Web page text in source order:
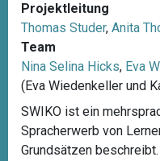
Projektleitung
Thomas Studer, Anita
Team
Nina Selina Hicks, Eva
(Eva Wiedenkeller und
SWIKO ist ein
Spracherwerb von
Grundsätzen